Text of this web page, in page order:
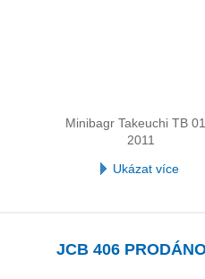
Minibagr Takeuchi TB
2011
Ukázat více
JCB 406